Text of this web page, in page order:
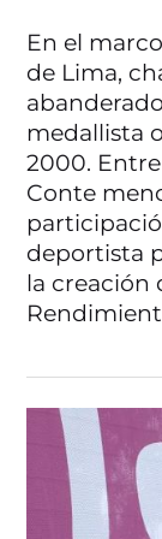
En el
de Lima,
medallista
2000.
Conte
deportista
la creación